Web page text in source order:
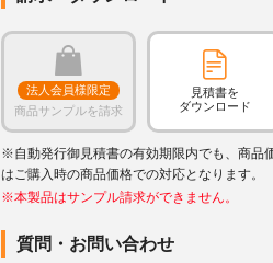
法人会員様限定
商品サンプルを請求
見積書を
ダウンロード
※自動発行御見積書の有効期限内でも、商品
はご購入時の商品価格での対応となります。
※本製品はサンプル請求ができません。
質問・お問い合わせ